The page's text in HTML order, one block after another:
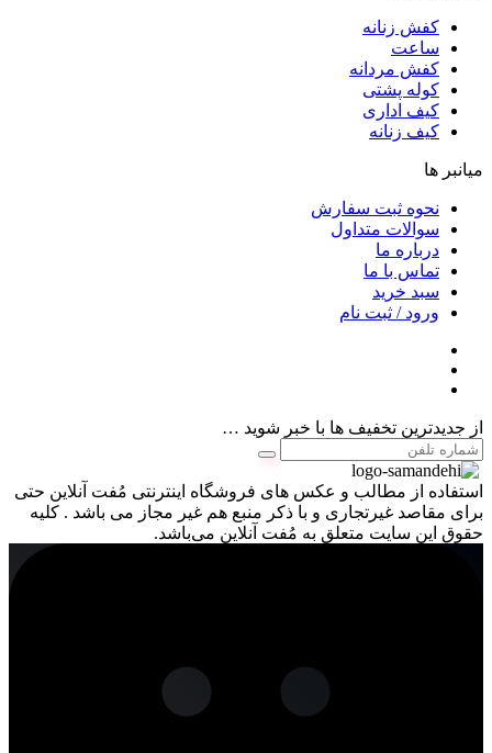
کفش زنانه
ساعت
کفش مردانه
کوله پشتی
کیف اداری
کیف زنانه
میانبر ها
نحوه ثبت سفارش
سوالات متداول
درباره ما
تماس با ما
سبد خرید
ورود / ثبت نام
از جدیدترین تخفیف ها با خبر شوید …
استفاده از مطالب و عکس های فروشگاه اینترنتی مُفت آنلاین حتی
برای مقاصد غیرتجاری و با ذکر منبع هم غیر مجاز می باشد . کلیه
حقوق این سایت متعلق به مُفت آنلاین می‌باشد.